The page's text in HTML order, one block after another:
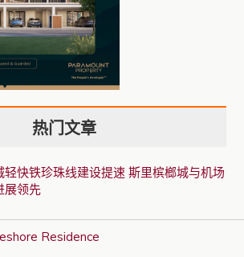
热门文章
轻快铁珍珠线建设提速 斯里槟榔城与机场
展领先
Residence